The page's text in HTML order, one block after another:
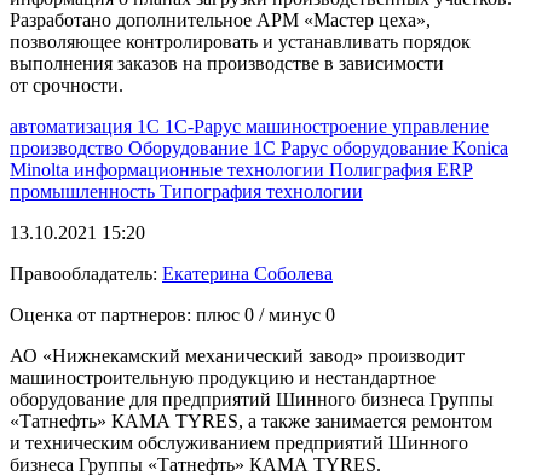
Разработано дополнительное АРМ «Мастер цеха»,
позволяющее контролировать и устанавливать порядок
выполнения заказов на производстве в зависимости
от срочности.
автоматизация 1С 1С-Рарус машиностроение управление
производство Оборудование 1С Рарус оборудование Konica
Minolta информационные технологии Полиграфия ERP
промышленность Типография технологии
13.10.2021 15:20
Правообладатель: Екатерина Соболева
Оценка от партнеров: плюс 0 / минус 0
АО «Нижнекамский механический завод» производит
машиностроительную продукцию и нестандартное
оборудование для предприятий Шинного бизнеса Группы
«Татнефть» КАМА TYRES, а также занимается ремонтом
и техническим обслуживанием предприятий Шинного
бизнеса Группы «Татнефть» КАМА TYRES.